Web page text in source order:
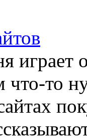
что-то